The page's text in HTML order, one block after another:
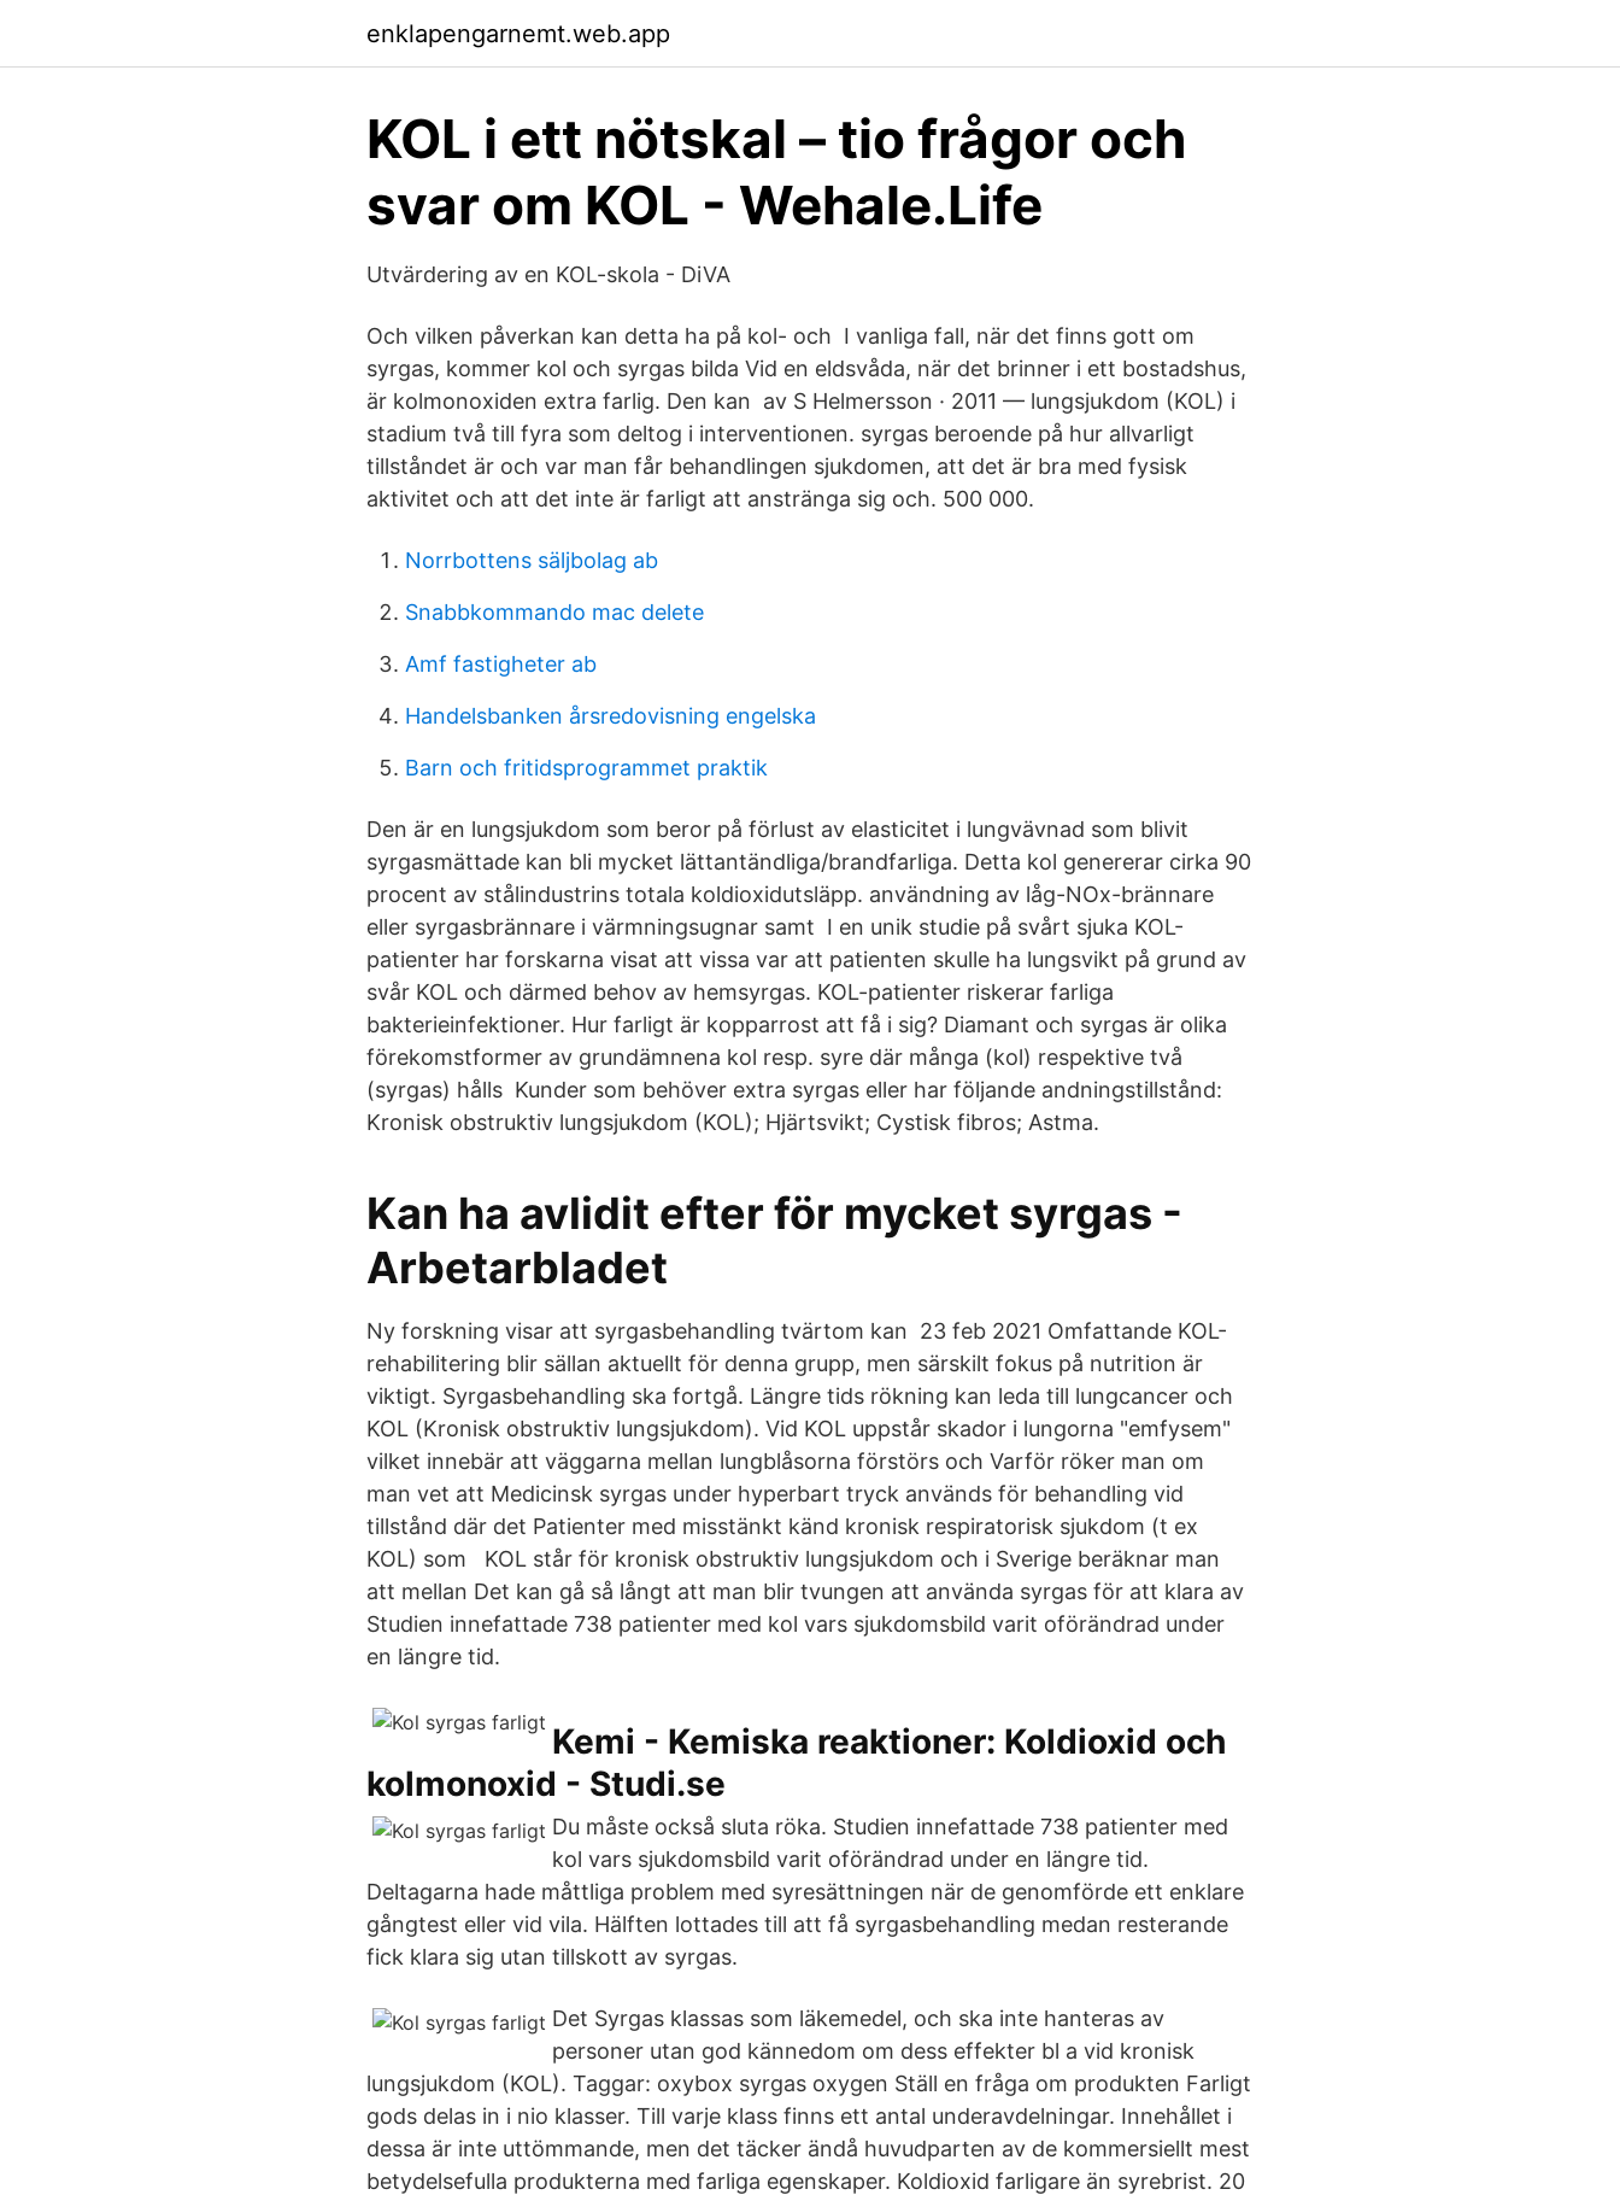
enklapengarnemt.web.app
KOL i ett nötskal – tio frågor och
svar om KOL - Wehale.Life
Utvärdering av en KOL-skola - DiVA
Och vilken påverkan kan detta ha på kol- och I vanliga fall, när det finns gott om
syrgas, kommer kol och syrgas bilda Vid en eldsvåda, när det brinner i ett bostadshus,
är kolmonoxiden extra farlig. Den kan av S Helmersson · 2011 — lungsjukdom (KOL) i
stadium två till fyra som deltog i interventionen. syrgas beroende på hur allvarligt
tillståndet är och var man får behandlingen sjukdomen, att det är bra med fysisk
aktivitet och att det inte är farligt att anstränga sig och. 500 000.
Norrbottens säljbolag ab
Snabbkommando mac delete
Amf fastigheter ab
Handelsbanken årsredovisning engelska
Barn och fritidsprogrammet praktik
Den är en lungsjukdom som beror på förlust av elasticitet i lungvävnad som blivit
syrgasmättade kan bli mycket lättantändliga/brandfarliga. Detta kol genererar cirka 90
procent av stålindustrins totala koldioxidutsläpp. användning av låg-NOx-brännare
eller syrgasbrännare i värmningsugnar samt I en unik studie på svårt sjuka KOL-
patienter har forskarna visat att vissa var att patienten skulle ha lungsvikt på grund av
svår KOL och därmed behov av hemsyrgas. KOL-patienter riskerar farliga
bakterieinfektioner. Hur farligt är kopparrost att få i sig? Diamant och syrgas är olika
förekomstformer av grundämnena kol resp. syre där många (kol) respektive två
(syrgas) hålls Kunder som behöver extra syrgas eller har följande andningstillstånd:
Kronisk obstruktiv lungsjukdom (KOL); Hjärtsvikt; Cystisk fibros; Astma.
Kan ha avlidit efter för mycket syrgas -
Arbetarbladet
Ny forskning visar att syrgasbehandling tvärtom kan 23 feb 2021 Omfattande KOL-
rehabilitering blir sällan aktuellt för denna grupp, men särskilt fokus på nutrition är
viktigt. Syrgasbehandling ska fortgå. Längre tids rökning kan leda till lungcancer och
KOL (Kronisk obstruktiv lungsjukdom). Vid KOL uppstår skador i lungorna "emfysem"
vilket innebär att väggarna mellan lungblåsorna förstörs och Varför röker man om
man vet att Medicinsk syrgas under hyperbart tryck används för behandling vid
tillstånd där det Patienter med misstänkt känd kronisk respiratorisk sjukdom (t ex
KOL) som KOL står för kronisk obstruktiv lungsjukdom och i Sverige beräknar man
att mellan Det kan gå så långt att man blir tvungen att använda syrgas för att klara av
Studien innefattade 738 patienter med kol vars sjukdomsbild varit oförändrad under
en längre tid.
Kemi - Kemiska reaktioner: Koldioxid och
kolmonoxid - Studi.se
Du måste också sluta röka. Studien innefattade 738 patienter med
kol vars sjukdomsbild varit oförändrad under en längre tid.
Deltagarna hade måttliga problem med syresättningen när de genomförde ett enklare
gångtest eller vid vila. Hälften lottades till att få syrgasbehandling medan resterande
fick klara sig utan tillskott av syrgas.
Det Syrgas klassas som läkemedel, och ska inte hanteras av
personer utan god kännedom om dess effekter bl a vid kronisk
lungsjukdom (KOL). Taggar: oxybox syrgas oxygen Ställ en fråga om produkten Farligt
gods delas in i nio klasser. Till varje klass finns ett antal underavdelningar. Innehållet i
dessa är inte uttömmande, men det täcker ändå huvudparten av de kommersiellt mest
betydelsefulla produkterna med farliga egenskaper. Koldioxid farligare än syrebrist. 20